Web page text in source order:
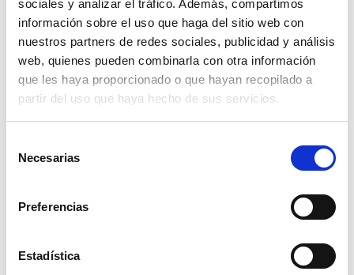
sociales y analizar el tráfico. Además, compartimos
información sobre el uso que haga del sitio web con
nuestros partners de redes sociales, publicidad y análisis
web, quienes pueden combinarla con otra información
que les haya proporcionado o que hayan recopilado a
partir del uso que haya hecho de sus servicios.
Necesarias
Preferencias
Estadística
35 piezas
Tamaño de la caja:
Anchura :
38,800
Altura :
28,500
Profundidad :